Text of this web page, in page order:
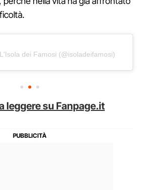
dei Famosi (@isoladeifamosi)
leggere su Fanpage.it